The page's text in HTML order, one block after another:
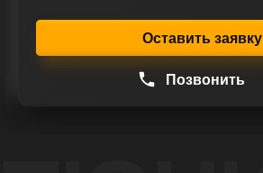
Оставить заявку
Позвонить